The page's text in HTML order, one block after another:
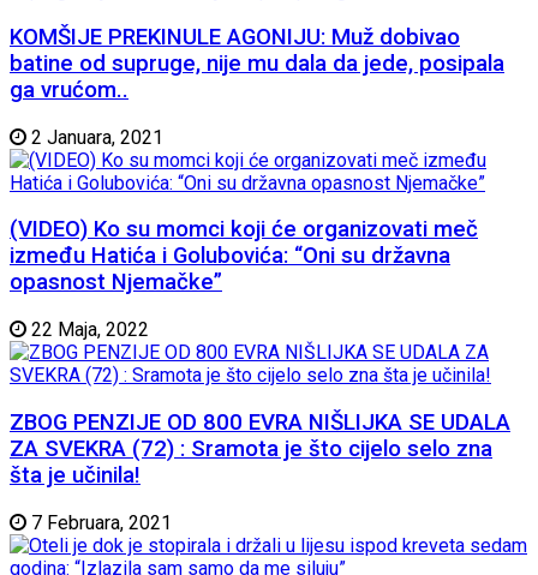
KOMŠIJE PREKINULE AGONIJU: Muž dobivao
batine od supruge, nije mu dala da jede, posipala
ga vrućom..
2 Januara, 2021
(VIDEO) Ko su momci koji će organizovati meč
između Hatića i Golubovića: “Oni su državna
opasnost Njemačke”
22 Maja, 2022
ZBOG PENZIJE OD 800 EVRA NIŠLIJKA SE UDALA
ZA SVEKRA (72) : Sramota je što cijelo selo zna
šta je učinila!
7 Februara, 2021